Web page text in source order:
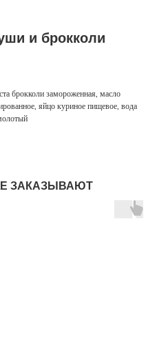
и брокколи
брокколи замороженная, масло
яйцо куриное пищевое, вода
ЗАКАЗЫВАЮТ